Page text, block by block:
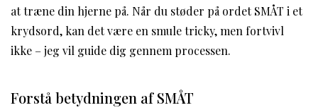
at træne din hjerne på. Når du støder på ordet SMÅT i et
krydsord, kan det være en smule tricky, men fortvivl
ikke – jeg vil guide dig gennem processen.
Forstå betydningen af SMÅT